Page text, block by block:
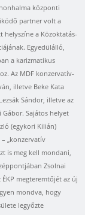
központi
partner volt a
helyszíne a Közoktatás-
Egyedülálló,
a karizmatikus
Az MDF konzervatív-
illetve Beke Kata
Sándor, illetve az
Sajátos helyet
(egykori Kilián)
„konzervatív
is meg kell mondani,
Zsolnai
megteremtőjét az új
mondva, hogy
legyőzte